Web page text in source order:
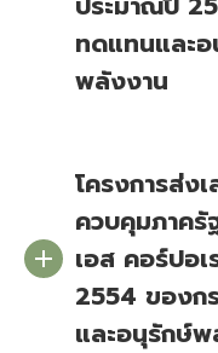
ทดแทนและ
พลังงาน
โครงการส่ง
ควบคุมภาครั
เอส คอร์ปอ
2554 ของ
และอนุรักษ์